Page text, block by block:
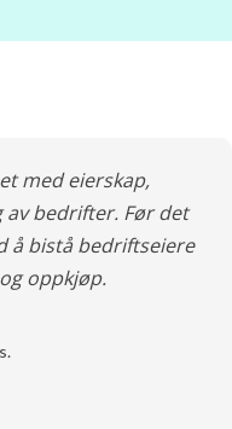
med eierskap,
av bedrifter. Før det
å bistå bedriftseiere
oppkjøp.